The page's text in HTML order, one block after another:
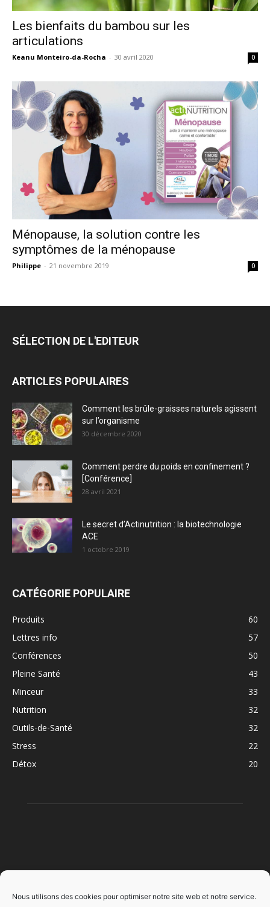
Nous utilisons des cookies pour optimiser notre site web et notre service.
Les bienfaits du bambou sur les
articulations
Keanu Monteiro-da-Rocha - 30 avril 2020 0
Ménopause, la solution contre les
symptômes de la ménopause
Philippe - 21 novembre 2019 0
SÉLECTION DE L'EDITEUR
ARTICLES POPULAIRES
Comment les brûle-graisses naturels agissent
sur l’organisme
30 décembre 2020
Comment perdre du poids en confinement ?
[Conférence]
28 avril 2021
Le secret d’Actinutrition : la biotechnologie
ACE
1 octobre 2019
CATÉGORIE POPULAIRE
Produits
60
Lettres info
57
Conférences
50
Pleine Santé
43
Minceur
33
Nutrition
32
Outils-de-Santé
32
Stress
22
Détox
20